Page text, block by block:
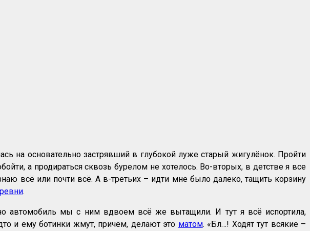
на основательно застрявший в глубокой луже старый жигулёнок. Пройти
а продираться сквозь бурелом не хотелось. Во-вторых, в детстве я все
всё или почти всё. А в-третьих – идти мне было далеко, тащить корзину
.
автомобиль мы с ним вдвоем всё же вытащили. И тут я всё испортила,
и ему ботинки жмут, причём, делают это матом. «Бл…! Ходят тут всякие –